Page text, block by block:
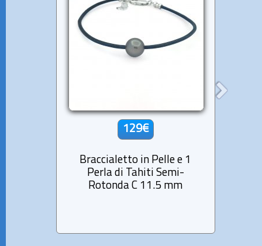
129€
Braccialetto in Pelle e 1
Perla di Tahiti Semi-
Rotonda C 11.5 mm